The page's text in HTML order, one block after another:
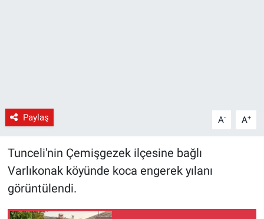
Paylaş A- A+
Tunceli'nin Çemişgezek ilçesine bağlı
Varlıkonak köyünde koca engerek yılanı
görüntülendi.
Yerel